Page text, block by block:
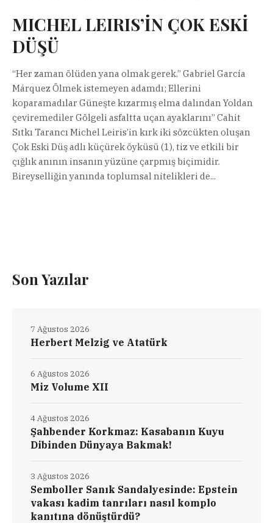
MICHEL LEIRIS’İN ÇOK ESKİ
DÜŞÜ
“Her zaman ölüden yana olmak gerek.” Gabriel García
Márquez Ölmek istemeyen adamdı; Ellerini
koparamadılar Güneşte kızarmış elma dalından Yoldan
çeviremediler Gölgeli asfaltta uçan ayaklarını” Cahit
Sıtkı Tarancı Michel Leiris’in kırk iki sözcükten oluşan
Çok Eski Düş adlı küçürek öyküsü (1), tiz ve etkili bir
çığlık anının insanın yüzüne çarpmış biçimidir.
Bireyselliğin yanında toplumsal nitelikleri de...
Son Yazılar
Herbert Melzig ve Atatürk
7 Ağustos 2026
Miz Volume XII
6 Ağustos 2026
Şahbender Korkmaz: Kasabanın Kuyu
Dibinden Dünyaya Bakmak!
4 Ağustos 2026
Semboller Sanık Sandalyesinde: Epstein
vakası kadim tanrıları nasıl komplo
kanıtına dönüştürdü?
3 Ağustos 2026